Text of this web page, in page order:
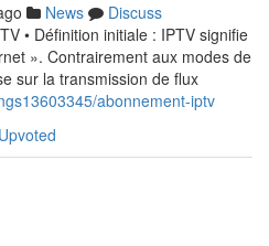
News
Discuss
• Définition initiale : IPTV signifie
». Contrairement aux modes de
sur la transmission de flux
abonnement-iptv